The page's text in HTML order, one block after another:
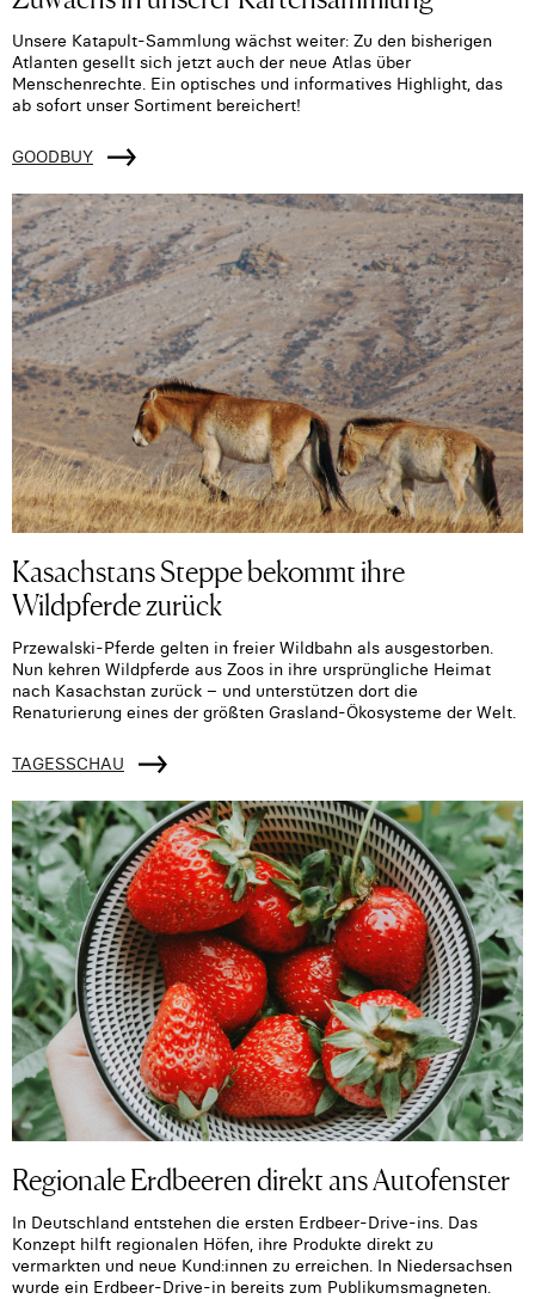
Unsere Katapult-Sammlung wächst weiter: Zu den bisherigen
Atlanten gesellt sich jetzt auch der neue Atlas über
Menschenrechte. Ein optisches und informatives Highlight, das
ab sofort unser Sortiment bereichert!
GOODBUY
Kasachstans Steppe bekommt ihre
Wildpferde zurück
Przewalski-Pferde gelten in freier Wildbahn als ausgestorben.
Nun kehren Wildpferde aus Zoos in ihre ursprüngliche Heimat
nach Kasachstan zurück – und unterstützen dort die
Renaturierung eines der größten Grasland-Ökosysteme der Welt.
TAGESSCHAU
Regionale Erdbeeren direkt ans Autofenster
In Deutschland entstehen die ersten Erdbeer-Drive-ins. Das
Konzept hilft regionalen Höfen, ihre Produkte direkt zu
vermarkten und neue Kund:innen zu erreichen. In Niedersachsen
wurde ein Erdbeer-Drive-in bereits zum Publikumsmagneten.